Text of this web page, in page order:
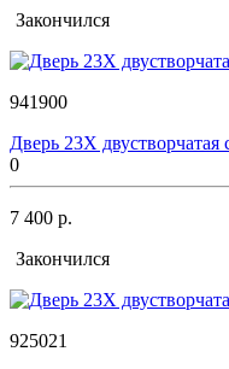
Закончился
941900
Дверь 23Х двустворчатая
0
7 400 р.
Закончился
925021